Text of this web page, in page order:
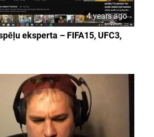
4 years ago
eksperta – FIFA15, UFC3,